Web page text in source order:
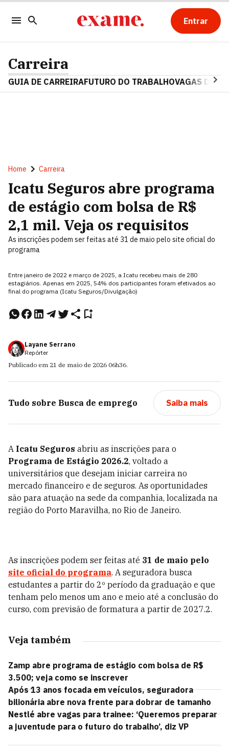
Entrar
Carreira
GUIA DE CARREIRAFUTURO DO TRABALHOVAGAS DE
Home Carreira
Icatu Seguros abre programa
de estágio com bolsa de R$
2,1 mil. Veja os requisitos
As inscrições podem ser feitas até 31 de maio pelo site oficial do
programa
Entre janeiro de 2022 e março de 2025, a Icatu recebeu mais de 280
estagiários. Apenas em 2025, 54% dos participantes foram efetivados ao
final do programa (Icatu Seguros/Divulgação)
Layane Serrano
Repórter
Publicado em 21 de maio de 2026 06h36.
Tudo sobre Busca de emprego Saiba mais
A Icatu Seguros abriu as inscrições para o
Programa de Estágio 2026.2, voltado a
universitários que desejam iniciar carreira no
mercado financeiro e de seguros. As oportunidades
são para atuação na sede da companhia, localizada na
região do Porto Maravilha, no Rio de Janeiro.
As inscrições podem ser feitas até 31 de maio pelo
site oficial do programa. A seguradora busca
estudantes a partir do 2º período da graduação e que
tenham pelo menos um ano e meio até a conclusão do
curso, com previsão de formatura a partir de 2027.2.
Veja também
Zamp abre programa de estágio com bolsa de R$
3.500; veja como se inscrever
Após 13 anos focada em veículos, seguradora
bilionária abre nova frente para dobrar de tamanho
Nestlé abre vagas para trainee: ‘Queremos preparar
a juventude para o futuro do trabalho’, diz VP